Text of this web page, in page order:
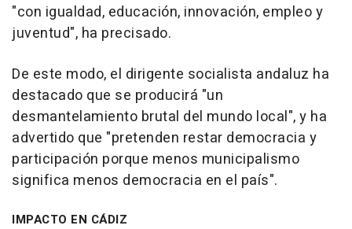
"con igualdad, educación, innovación, empleo y
juventud", ha precisado.
De este modo, el dirigente socialista andaluz ha
destacado que se producirá "un
desmantelamiento brutal del mundo local", y ha
advertido que "pretenden restar democracia y
participación porque menos municipalismo
significa menos democracia en el país".
IMPACTO EN CÁDIZ